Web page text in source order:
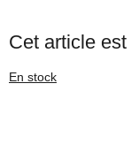
Cet article
En stock